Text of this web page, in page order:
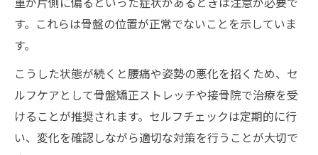
す。これらは骨盤の位置が正常でないことを示していま
す。
こうした状態が続くと腰痛や姿勢の悪化を招くため、セ
ルフケアとして骨盤矯正ストレッチや接骨院で治療を受
けることが推奨されます。セルフチェックは定期的に行
い、変化を確認しながら適切な対策を行うことが大切で